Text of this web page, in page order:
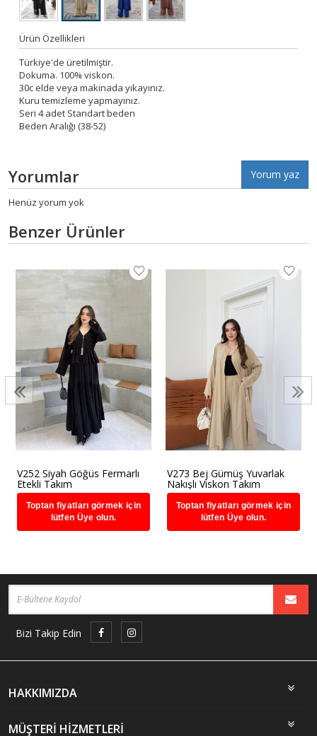
Ürün Özellikleri
Türkiye'de üretilmiştir.
Dokuma. 100% viskon.
30c elde veya makinada yıkayınız.
Kuru temizleme yapmayınız.
Seri 4 adet Standart beden
Beden Aralığı (38-52)
Yorumlar Yorum yaz
Henüz yorum yok
Benzer Ürünler
V252 Siyah Göğüs Fermarlı
Etekli Takım
Toptan fiyatları görmek için
lütfen Üye olun.
V273 Bej Gümüş Yuvarlak
Nakışlı Viskon Takım
Toptan fiyatları görmek için
lütfen Üye olun.
Bizi Takip Edin
HAKKIMIZDA
MÜŞTERİ HİZMETLERİ